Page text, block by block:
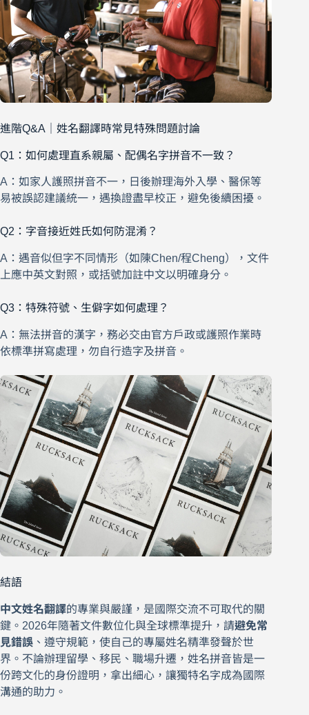
進階Q&A｜姓名翻譯時常見特殊問題討論
Q1：如何處理直系親屬、配偶名字拼音不一致？
A：如家人護照拼音不一，日後辦理海外入學、醫保等
易被誤認建議統一，遇換證盡早校正，避免後續困擾。
Q2：字音接近姓氏如何防混淆？
A：遇音似但字不同情形（如陳Chen/程Cheng），文件
上應中英文對照，或括號加註中文以明確身分。
Q3：特殊符號、生僻字如何處理？
A：無法拼音的漢字，務必交由官方戶政或護照作業時
依標準拼寫處理，勿自行造字及拼音。
結語
中文姓名翻譯的專業與嚴謹，是國際交流不可取代的關
鍵。2026年隨著文件數位化與全球標準提升，請避免常
見錯誤 、遵守規範，使自己的專屬姓名精準發聲於世
界。不論辦理留學、移民、職場升遷，姓名拼音皆是一
份跨文化的身份證明，拿出細心，讓獨特名字成為國際
溝通的助力。